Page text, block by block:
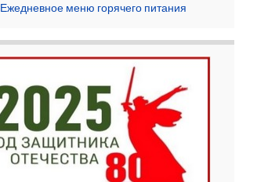
Ежедневное меню горячего питания